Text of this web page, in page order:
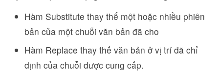
Hàm Substitute thay thế một hoặc nhiều phiên
bản của một chuỗi văn bản đã cho
Hàm Replace thay thế văn bản ở vị trí đã chỉ
định của chuỗi được cung cấp.